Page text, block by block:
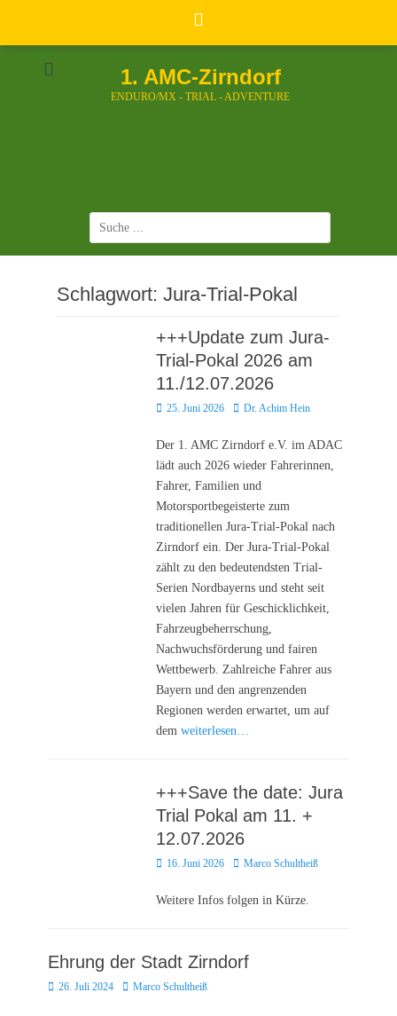
1. AMC-Zirndorf
ENDURO/MX - TRIAL - ADVENTURE
Suchen
nach:
Schlagwort: Jura-Trial-Pokal
+++Update zum Jura-
Trial-Pokal 2026 am
11./12.07.2026
Posted
25. Juni 2026 AutorDr. Achim Hein
Der 1. AMC Zirndorf e.V. im ADAC
lädt auch 2026 wieder Fahrerinnen,
Fahrer, Familien und
Motorsportbegeisterte zum
traditionellen Jura-Trial-Pokal nach
Zirndorf ein. Der Jura-Trial-Pokal
zählt zu den bedeutendsten Trial-
Serien Nordbayerns und steht seit
vielen Jahren für Geschicklichkeit,
Fahrzeugbeherrschung,
Nachwuchsförderung und fairen
Wettbewerb. Zahlreiche Fahrer aus
Bayern und den angrenzenden
Regionen werden erwartet, um auf
demweiterlesen…
+++Save the date: Jura
Trial Pokal am 11. +
12.07.2026
Posted
16. Juni 2026 AutorMarco Schultheiß
Weitere Infos folgen in Kürze.
Ehrung der Stadt Zirndorf
Posted
26. Juli 2024 AutorMarco Schultheiß